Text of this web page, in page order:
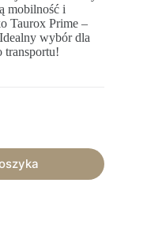
mobilność i
Taurox Prime –
wybór dla
transportu!